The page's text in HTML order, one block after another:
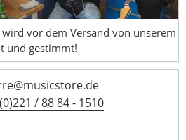
wird vor dem Versand von unserem
und gestimmt!
/ 88 84 - 1510